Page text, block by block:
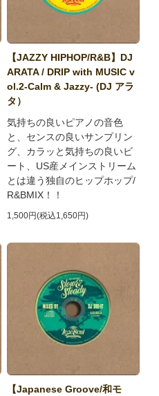
【JAZZY HIPHOP/R&B】DJ
ARATA / DRIP with MUSIC v
ol.2-Calm & Jazzy- (DJ アラ
タ）
気持ちの良いピアノの音色
と、センスの良いサンプリン
グ、カラッと気持ちの良いビ
ート、US産メインストリーム
とは違う独自のヒップホップ/
R&BMIX！！
1,500円(税込1,650円)
【Japanese Groove/和モ